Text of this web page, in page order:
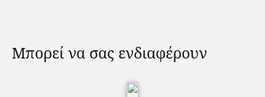
Μπορεί να σας ενδιαφέρουν